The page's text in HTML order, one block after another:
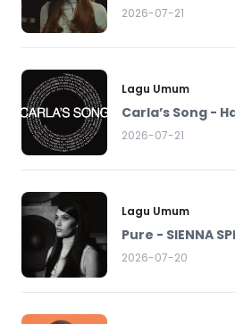
2026-07-21
Lagu Umum
Carla’s Song -
2026-07-21
Lagu Umum
Pure - SIENNA
2026-07-20